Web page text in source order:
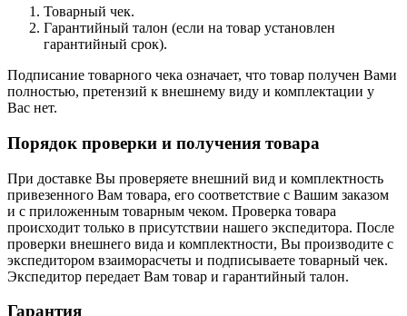
Товарный чек.
Гарантийный талон (если на товар установлен
гарантийный срок).
Подписание товарного чека означает, что товар получен Вами
полностью, претензий к внешнему виду и комплектации у
Вас нет.
Порядок проверки и получения товара
При доставке Вы проверяете внешний вид и комплектность
привезенного Вам товара, его соответствие с Вашим заказом
и с приложенным товарным чеком. Проверка товара
происходит только в присутствии нашего экспедитора. После
проверки внешнего вида и комплектности, Вы производите с
экспедитором взаиморасчеты и подписываете товарный чек.
Экспедитор передает Вам товар и гарантийный талон.
Гарантия